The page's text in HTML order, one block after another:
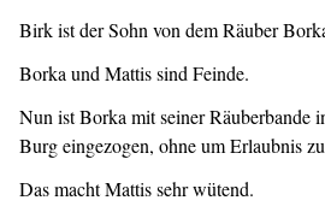
Birk ist der Sohn von dem Räuber
Borka und Mattis sind Feinde.
Nun ist Borka mit seiner Räuberbande
Burg eingezogen, ohne um Erlaubnis
Das macht Mattis sehr wütend.